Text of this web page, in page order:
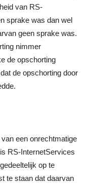
van RS-
sprake was dan wel
geen sprake was.
nimmer
de opschorting
de opschorting door
een onrechtmatige
RS-InternetServices
op te
te staan dat daarvan